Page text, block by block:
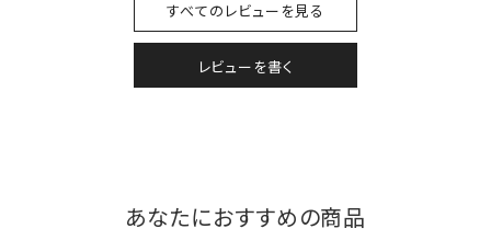
すべてのレビューを見る
レビューを書く
あなたにおすすめの商品